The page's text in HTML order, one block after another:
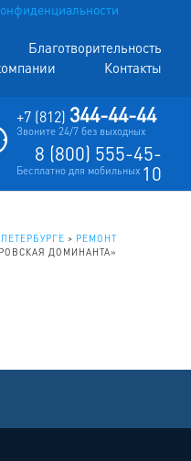
Благотворительность
Контакты
+7 (812) 344-44-44
Звоните 24/7 без выходных
8 (800) 555-45-
10
Бесплатно для мобильных
> РЕМОНТ
ДОМИНАНТА»